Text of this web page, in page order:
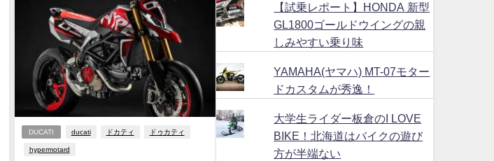
DUCATI ducati ドカティ ドゥカティ
hypermotard
【試乗レポート】HONDA 新型
GL1800ゴールドウイングの親
しみやすい乗り味
YAMAHA(ヤマハ) MT-07モター
ドカスタムが秀逸！
大学生ライダー板倉のI LOVE
BIKE！北海道はバイクの遊び
方が半端ない